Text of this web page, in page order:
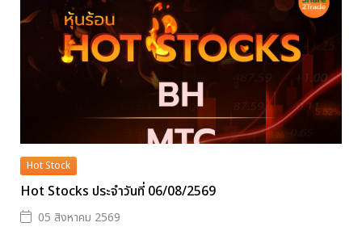
Hot Stock
Hot Stocks ประจำวันที่ 06/08/2569
05 สิงหาคม 2569